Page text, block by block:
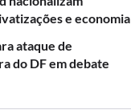
e economia
ataque de
do DF em debate